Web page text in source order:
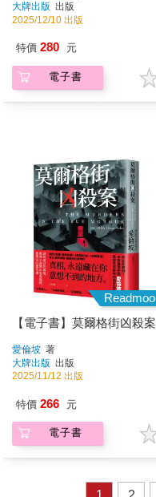
大牌出版 出版
2025/12/10 出版
特價 280 元
電子書
Readmoo
【電子書】莫爾格街凶殺案
愛倫坡 著
大牌出版 出版
2025/11/12 出版
特價 266 元
電子書